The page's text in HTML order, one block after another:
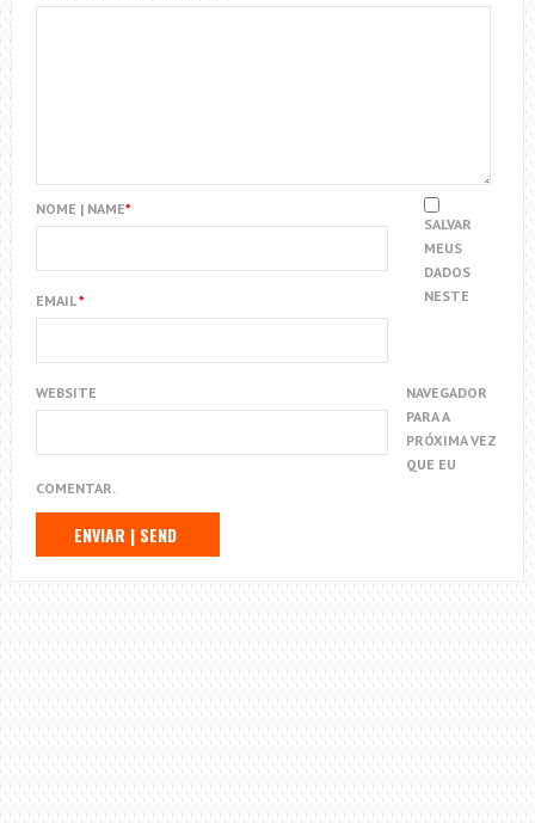
NOME | NAME*
EMAIL*
WEBSITE
SALVAR
MEUS
DADOS
NESTE
NAVEGADOR
PARA A
PRÓXIMA VEZ
QUE EU
COMENTAR.